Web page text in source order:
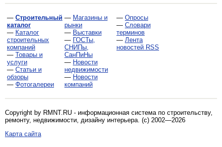
— Строительный
каталог
— Каталог
строительных
компаний
— Товары и
услуги
— Статьи и
обзоры
— Фотогалереи
— Магазины и
рынки
— Выставки
— ГОСТы,
СНИПы,
СанПиНы
— Новости
недвижимости
— Новости
компаний
— Опросы
— Словари
терминов
— Лента
новостей RSS
Copyright by RMNT.RU - информационная система по строительству,
ремонту, недвижимости, дизайну интерьера. (c) 2002—2026
Карта сайта